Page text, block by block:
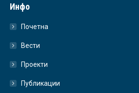
Инфо
Почетна
Вести
Проекти
Публикации